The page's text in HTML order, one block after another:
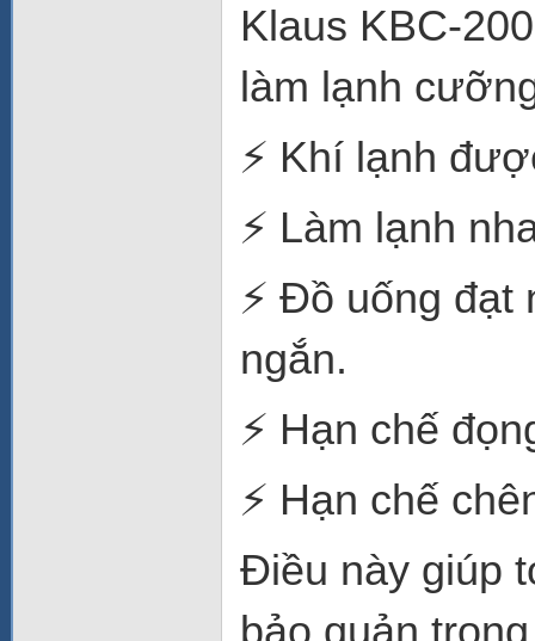
Klaus KBC-
làm lạnh
⚡ Khí lạnh
⚡ Làm lạnh
⚡ Đồ uống
ngắn.
⚡ Hạn chế
⚡ Hạn chế
Điều này giúp
bảo quản